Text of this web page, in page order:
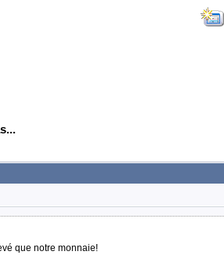
que notre monnaie!